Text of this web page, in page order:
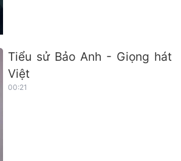
Tiểu sử Bảo Anh - Giọng hát
Việt
00:21